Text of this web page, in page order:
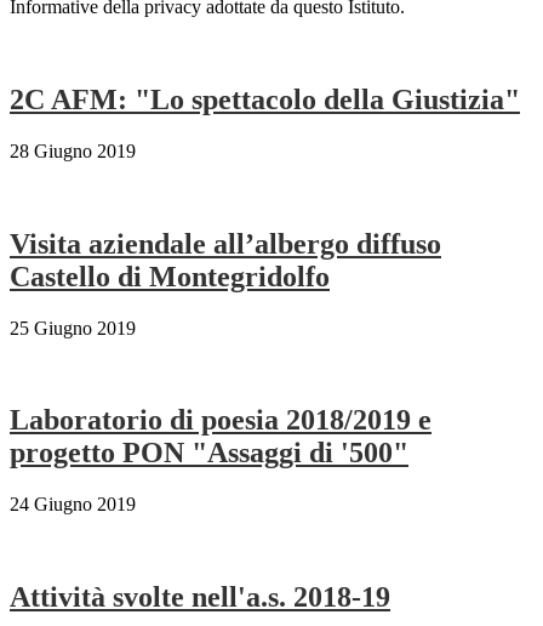
Informative della privacy adottate da questo Istituto.
2C AFM: "Lo spettacolo della Giustizia"
28 Giugno 2019
Visita aziendale all’albergo diffuso
Castello di Montegridolfo
25 Giugno 2019
Laboratorio di poesia 2018/2019 e
progetto PON "Assaggi di '500"
24 Giugno 2019
Attività svolte nell'a.s. 2018-19